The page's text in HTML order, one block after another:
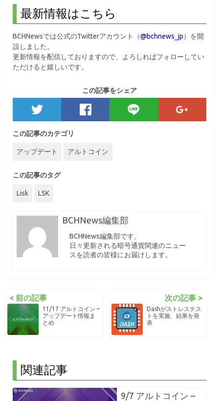
最新情報はこちら
BCHNewsでは公式のTwitterアカウント（@bchnews_jp）を開
設しました。
更新情報を配信しておりますので、よろしればフォローしてい
ただけると嬉しいです。
この記事をシェア
この記事のカテゴリ
アップデート アルトコイン
この記事のタグ
Lisk LSK
BCHNews編集部
BCHNews編集部です。
日々更新される暗号通貨関連のニュー
スを読者の皆様にお届けします。
< 前の記事
11/17 アルトコイン –
アップデート情報ま
とめ
次の記事 >
Dashがストレステス
トを実施、結果を発
表
関連記事
9/7 アルトコイン –